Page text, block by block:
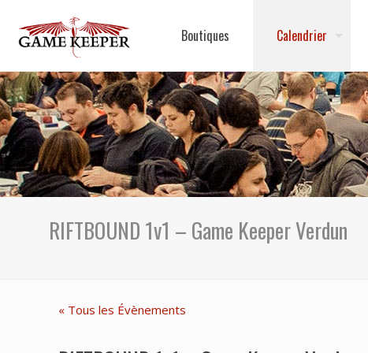
Boutiques Calendrier
RIFTBOUND 1v1 – Game Keeper Verdun
« Tous les Évènements